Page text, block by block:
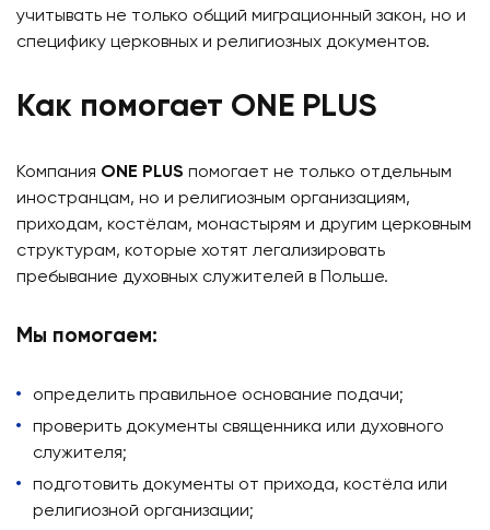
учитывать не только общий миграционный закон, но и
специфику церковных и религиозных документов.
Как помогает ONE PLUS
Компания ONE PLUS помогает не только отдельным
иностранцам, но и религиозным организациям,
приходам, костёлам, монастырям и другим церковным
структурам, которые хотят легализировать
пребывание духовных служителей в Польше.
Мы помогаем:
определить правильное основание подачи;
проверить документы священника или духовного
служителя;
подготовить документы от прихода, костёла или
религиозной организации;